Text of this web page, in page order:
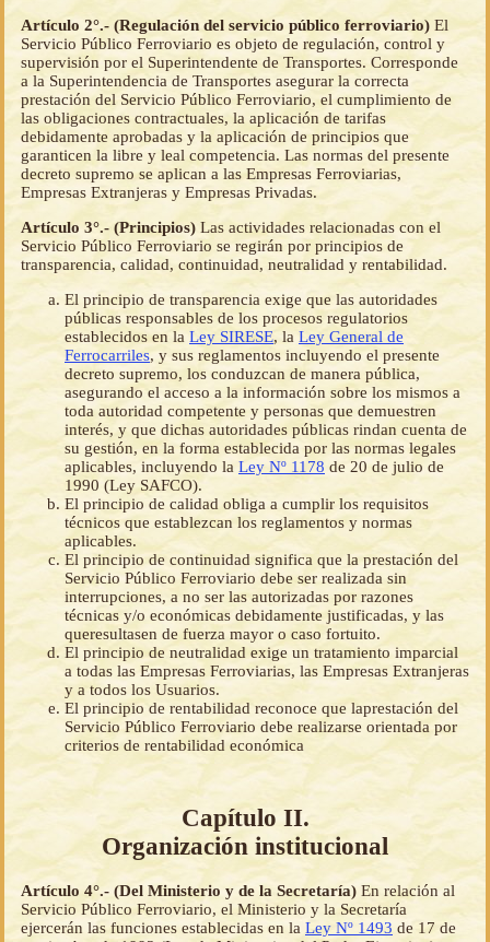
Artículo 2°.- (Regulación del servicio público ferroviario) El
Servicio Público Ferroviario es objeto de regulación, control y
supervisión por el Superintendente de Transportes. Corresponde
a la Superintendencia de Transportes asegurar la correcta
prestación del Servicio Público Ferroviario, el cumplimiento de
las obligaciones contractuales, la aplicación de tarifas
debidamente aprobadas y la aplicación de principios que
garanticen la libre y leal competencia. Las normas del presente
decreto supremo se aplican a las Empresas Ferroviarias,
Empresas Extranjeras y Empresas Privadas.
Artículo 3°.- (Principios) Las actividades relacionadas con el
Servicio Público Ferroviario se regirán por principios de
transparencia, calidad, continuidad, neutralidad y rentabilidad.
El principio de transparencia exige que las autoridades
públicas responsables de los procesos regulatorios
establecidos en la Ley SIRESE, la Ley General de
Ferrocarriles, y sus reglamentos incluyendo el presente
decreto supremo, los conduzcan de manera pública,
asegurando el acceso a la información sobre los mismos a
toda autoridad competente y personas que demuestren
interés, y que dichas autoridades públicas rindan cuenta de
su gestión, en la forma establecida por las normas legales
aplicables, incluyendo la Ley Nº 1178 de 20 de julio de
1990 (Ley SAFCO).
El principio de calidad obliga a cumplir los requisitos
técnicos que establezcan los reglamentos y normas
aplicables.
El principio de continuidad significa que la prestación del
Servicio Público Ferroviario debe ser realizada sin
interrupciones, a no ser las autorizadas por razones
técnicas y/o económicas debidamente justificadas, y las
queresultasen de fuerza mayor o caso fortuito.
El principio de neutralidad exige un tratamiento imparcial
a todas las Empresas Ferroviarias, las Empresas Extranjeras
y a todos los Usuarios.
El principio de rentabilidad reconoce que laprestación del
Servicio Público Ferroviario debe realizarse orientada por
criterios de rentabilidad económica
Capítulo II.
Organización institucional
Artículo 4°.- (Del Ministerio y de la Secretaría) En relación al
Servicio Público Ferroviario, el Ministerio y la Secretaría
ejercerán las funciones establecidas en la Ley Nº 1493 de 17 de